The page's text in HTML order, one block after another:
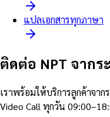
แปลเอกสารทุกภาษา
ติดต่อ NPT จากร
เราพร้อมให้บริการลูกค้าจา
Video Call ทุกวัน